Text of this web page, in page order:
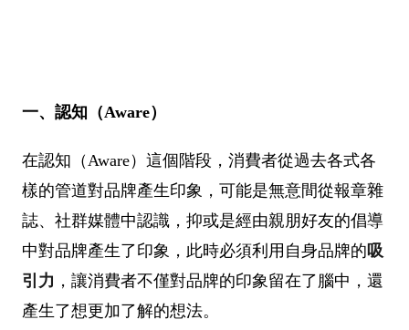
一、認知（Aware）
在認知（Aware）這個階段，消費者從過去各式各
樣的管道對品牌產生印象，可能是無意間從報章雜
誌、社群媒體中認識，抑或是經由親朋好友的倡導
中對品牌產生了印象，此時必須利用自身品牌的吸
引力 ，讓消費者不僅對品牌的印象留在了腦中，還
產生了想更加了解的想法。